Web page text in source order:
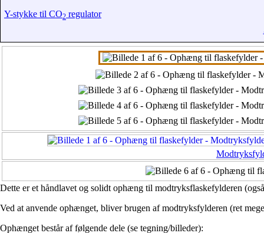
Y-stykke til CO2 regulator
Dette er et håndlavet og solidt ophæng til modtryksflaskefylderen
Ved at anvende ophænget, bliver brugen af modtryksfylderen (ret
Ophænget består af følgende dele (se tegning/billeder):